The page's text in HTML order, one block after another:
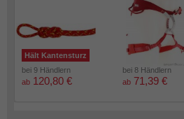
Hält Kantensturz
bei 9 Händlern
ab 120,80 €
bei 8 Händlern
ab 71,39 €